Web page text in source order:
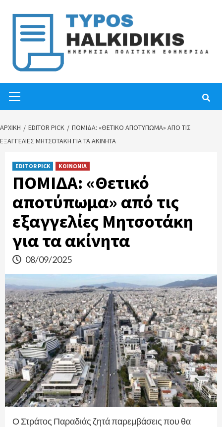
content
Menu
ΑΡΧΙΚΉ EDITOR PICK
ΠΟΜΙΔΑ: «ΘΕΤΙΚΌ ΑΠΟΤΎΠΩΜΑ» ΑΠΌ ΤΙΣ
ΕΞΑΓΓΕΛΊΕΣ ΜΗΤΣΟΤΆΚΗ ΓΙΑ ΤΑ ΑΚΊΝΗΤΑ
EDITOR PICK ΚΟΙΝΩΝΙΑ
ΠΟΜΙΔΑ: «Θετικό
αποτύπωμα» από τις
εξαγγελίες Μητσοτάκη
για τα ακίνητα
08/09/2025
Ο Στράτος Παραδιάς ζητά παρεμβάσεις που θα